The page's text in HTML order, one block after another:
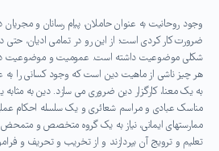
وجود روحانیت به عنوان حاملان، پیام رسانان و
ضرورت کار کردی است؛ از این رو در تمامی ادیان، حتی
شکلی موضوعیت داشته است. عمومیت و موضوعیت
هر چیز ناشی از ماهیت دین است که وجود کسانی را به
به یک معنا، كارگزار دین ضروری می سازد. دین به
مناسک عبادی و مراسم شعائری و یک سلسله احکام
ممارستهای ایمانی، نیاز به یک گروه متخصص و متمحض
تعلیم و ترویج آن بپردازند و از تخریب و تحریف و